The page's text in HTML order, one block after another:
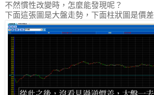
不然慣性改變時，怎麼能發現呢？
下面這張圖是大盤走勢，下面柱狀圖是價差